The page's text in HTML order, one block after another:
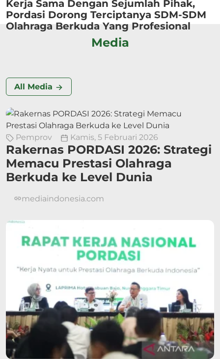
Kerja Sama Dengan Sejumlah Pihak,
Pordasi Dorong Terciptanya SDM-SDM
Olahraga Berkuda Yang Profesional
Media
All Media
Pemprov Kamis, 5 Februari 2026
Rakernas PORDASI 2026: Strategi
Memacu Prestasi Olahraga
Berkuda ke Level Dunia
mediaindonesia.com